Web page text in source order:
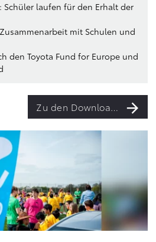
Schüler laufen für den Erhalt der
mit Schulen und
den Toyota Fund for Europe und
Zu den Downloads